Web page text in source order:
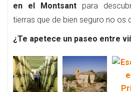
en el Montsant para
tierras que de bien seguro no os
¿Te apetece un paseo entre